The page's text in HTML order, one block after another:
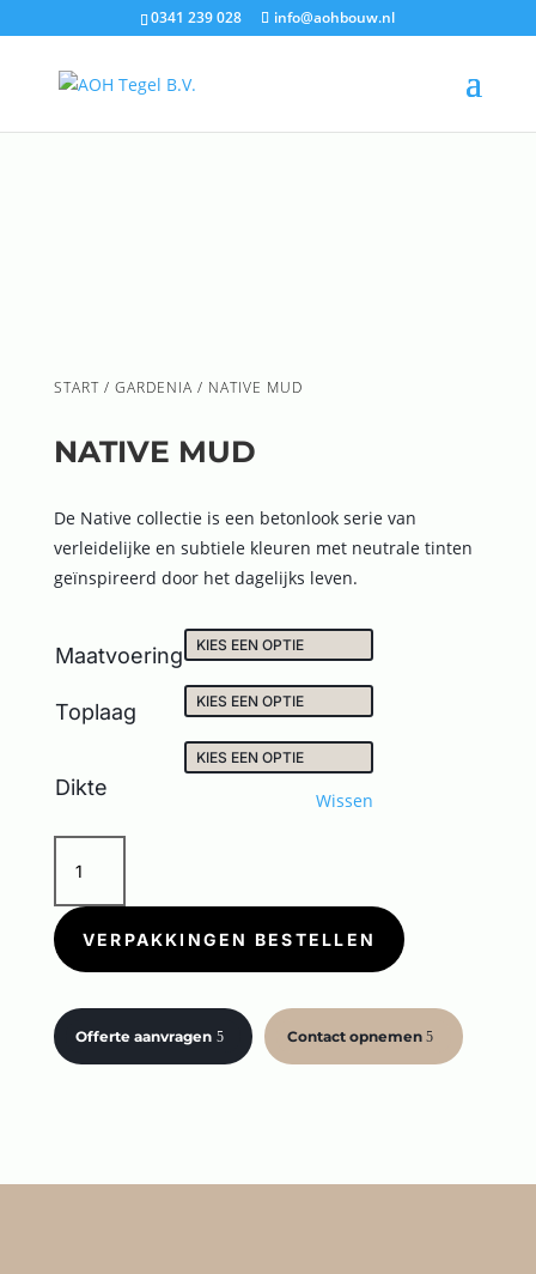
0341 239 028 info@aohbouw.nl
START/ GARDENIA / NATIVE MUD
NATIVE MUD
De Native collectie is een betonlook serie van
verleidelijke en subtiele kleuren met neutrale tinten
geïnspireerd door het dagelijks leven.
Maatvoering
Toplaag
Dikte
Wissen
MUD
aantal
VERPAKKINGEN BESTELLEN
Offerte aanvragen Contact opnemen